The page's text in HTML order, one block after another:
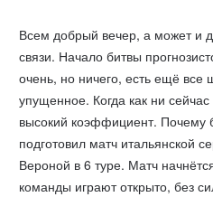
Всем добрый вечер, а может и
связи. Начало битвы
очень, но ничего, есть ещё все
упущенное. Когда как ни сейчас
высокий коэффициент. Почему
подготовил матч итальянской
Вероной в 6 туре. Матч
команды играют открыто, без